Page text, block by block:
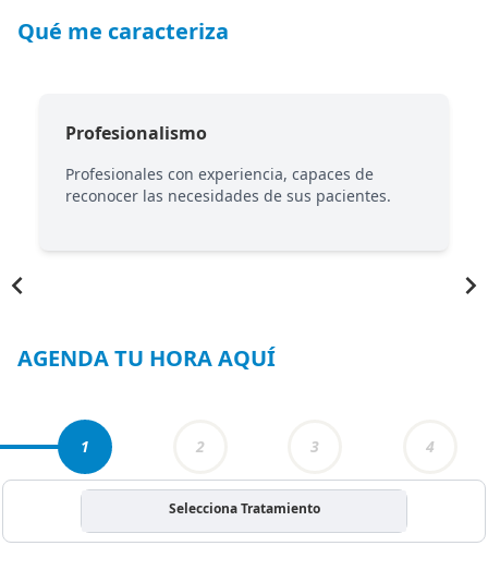
Qué me caracteriza
Profesionalismo
Profesionales con experiencia, capaces de
reconocer las necesidades de sus pacientes.
AGENDA TU HORA AQUÍ
1 2 3 4
Selecciona Tratamiento